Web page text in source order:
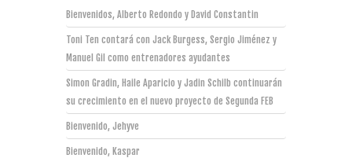
Bienvenidos, Alberto Redondo y David Constantin
Toni Ten contará con Jack Burgess, Sergio Jiménez y
Manuel Gil como entrenadores ayudantes
Simon Gradin, Haile Aparicio y Jadin Schilb continuarán
su crecimiento en el nuevo proyecto de Segunda FEB
Bienvenido, Jehyve
Bienvenido, Kaspar